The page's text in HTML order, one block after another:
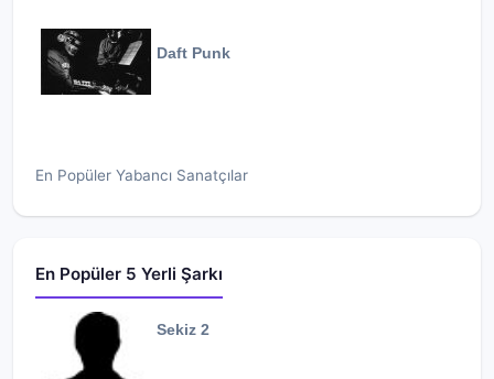
Daft Punk
En Popüler Yabancı Sanatçılar
En Popüler 5 Yerli Şarkı
Sekiz 2